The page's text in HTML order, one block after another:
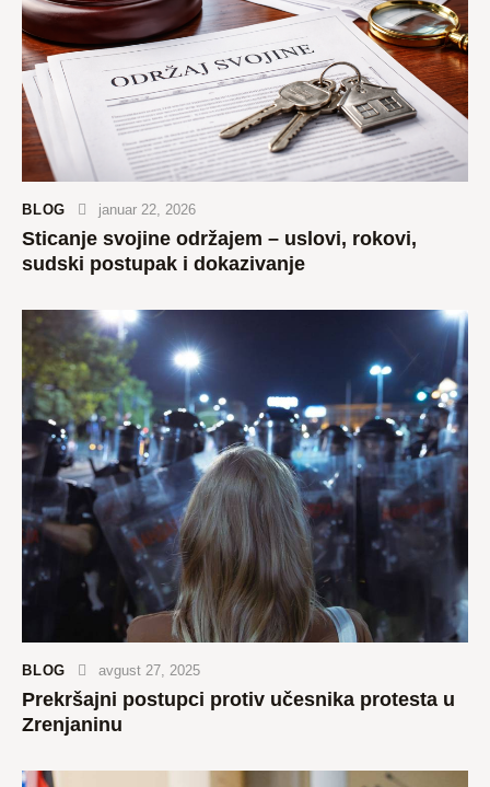
BLOG januar 22, 2026
Sticanje svojine održajem – uslovi, rokovi,
sudski postupak i dokazivanje
BLOG avgust 27, 2025
Prekršajni postupci protiv učesnika protesta u
Zrenjaninu